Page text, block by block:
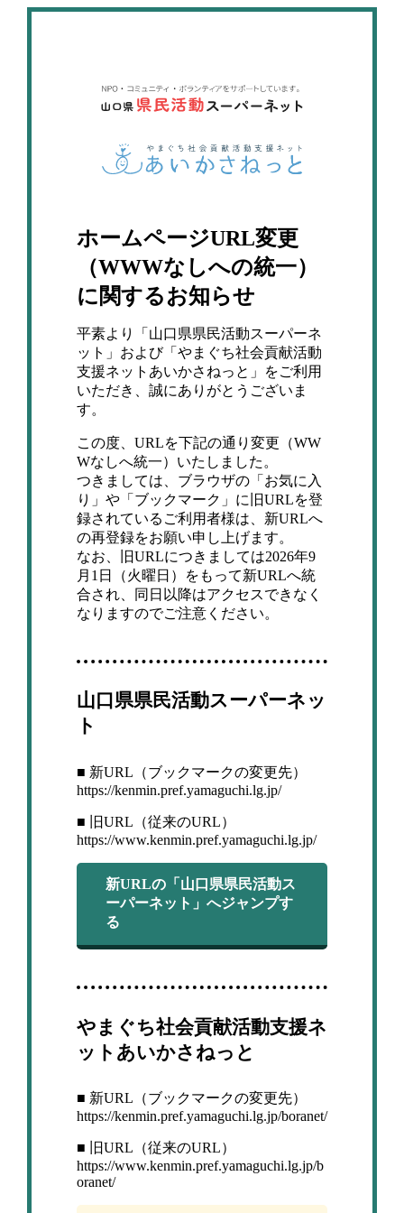
ホームページURL変更
（WWWなしへの統一）
に関するお知らせ
平素より「山口県県民活動スーパーネ
ット」および「やまぐち社会貢献活動
支援ネットあいかさねっと」をご利用
いただき、誠にありがとうございま
す。
この度、URLを下記の通り変更（WW
Wなしへ統一）いたしました。
つきましては、ブラウザの「お気に入
り」や「ブックマーク」に旧URLを登
録されているご利用者様は、新URLへ
の再登録をお願い申し上げます。
なお、旧URLにつきましては2026年9
月1日（火曜日）をもって新URLへ統
合され、同日以降はアクセスできなく
なりますのでご注意ください。
山口県県民活動スーパーネッ
ト
■ 新URL（ブックマークの変更先）
https://kenmin.pref.yamaguchi.lg.jp/
■ 旧URL（従来のURL）
https://www.kenmin.pref.yamaguchi.lg.jp/
新URLの「山口県県民活動ス
ーパーネット」へジャンプす
る
やまぐち社会貢献活動支援ネ
ットあいかさねっと
■ 新URL（ブックマークの変更先）
https://kenmin.pref.yamaguchi.lg.jp/boranet/
■ 旧URL（従来のURL）
https://www.kenmin.pref.yamaguchi.lg.jp/b
oranet/